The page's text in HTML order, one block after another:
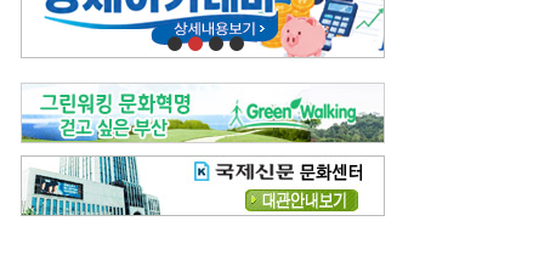
주말 영화 박스오피스[전체보기]
‘스파이더맨’ 개봉 5일 만에 300만 돌풍…박스오피스·예매율 동시 1위
‘호프’ 개봉 11일 만에 관객 300만…‘스파이더맨’ 예매율 68.8% 1위
오늘의 운세- [전체보기]
오늘의 운세- 2026년 8월 6일 (음 6월 24일)
오늘의 운세- 2026년 8월 5일 (음 6월 23일)
조해훈의 고전 속 이 문장 [전체보기]
입추 지났는데도 덥다며 신유안에게 보낸 박규수의 편지